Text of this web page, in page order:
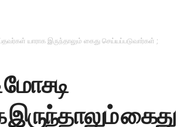
யாராக இருந்தாலும் கைது செய்யப்படுவார்கள் ;
கைது